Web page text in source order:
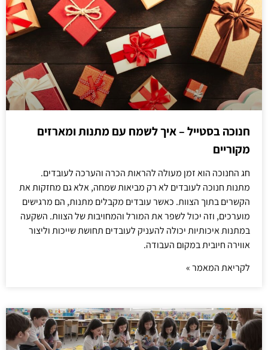
חנוכה בסטייל – איך לשמח עם מתנות ומארזים
מקוריים
חג החנוכה הוא זמן מעולה להראות הכרה והערכה לעובדים.
מתנות חנוכה לעובדים לא רק מביאות שמחה, אלא גם מחזקות את
הקשרים בתוך הצוות. כאשר עובדים מקבלים מתנות, הם מרגישים
מוערכים, וזה יכול לשפר את המורל והמחויבות של הצוות. השקעה
במתנות איכותיות יכולה להעניק לעובדים תחושת שייכות וליצור
אווירה חיובית במקום העבודה.
לקריאת המאמר »